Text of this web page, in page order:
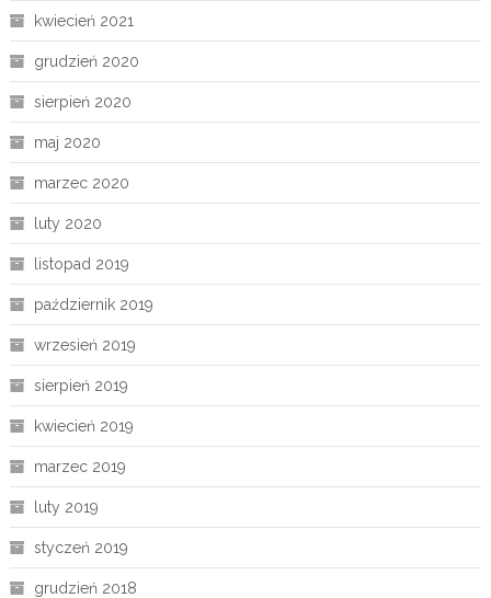
kwiecień 2021
grudzień 2020
sierpień 2020
maj 2020
marzec 2020
luty 2020
listopad 2019
październik 2019
wrzesień 2019
sierpień 2019
kwiecień 2019
marzec 2019
luty 2019
styczeń 2019
grudzień 2018